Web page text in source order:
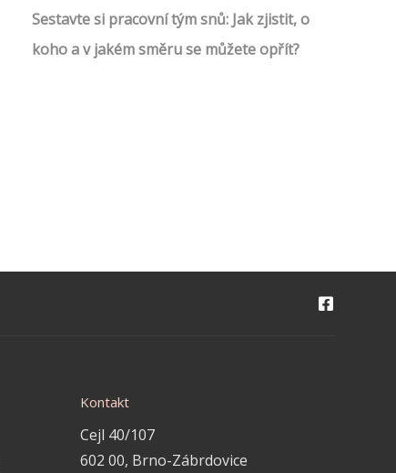
Sestavte si pracovní tým snů: Jak zjistit, o
koho a v jakém směru se můžete opřít?
Kontakt
Cejl 40/107
602 00, Brno-Zábrdovice